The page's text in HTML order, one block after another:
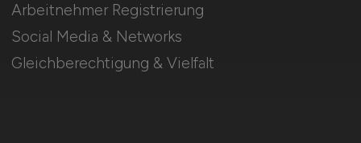
Arbeitnehmer Registrierung
Social Media & Networks
Gleichberechtigung & Vielfalt